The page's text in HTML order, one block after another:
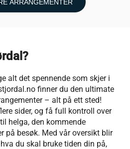
ARRANGEMENTER
alt det spennende som skjer i
finner du den ultimate
– alt på ett sted!
sider, og få full kontroll over
helga, den kommende
på besøk. Med vår oversikt blir
du skal bruke tiden din på,